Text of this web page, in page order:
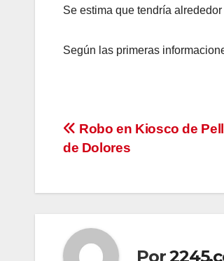
Se estima que tendría
Según las primeras
Navegación
entradas
Robo en Kiosco de
de Dolores
Por